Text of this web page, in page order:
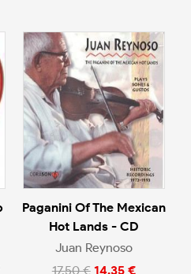
Paganini Of The Mexican
Hot Lands - CD
Juan Reynoso
17.50 € 14.35 €